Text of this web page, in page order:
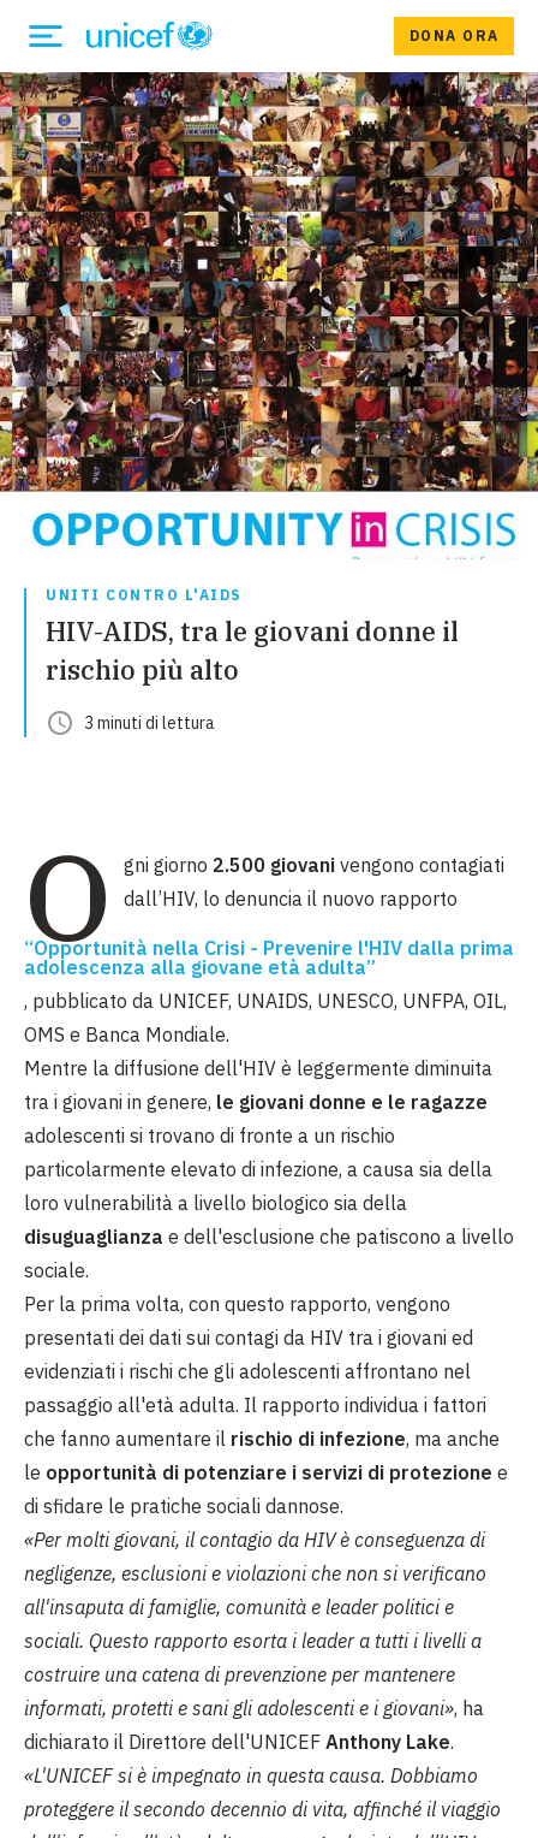
DONA ORA
UNITI CONTRO L'AIDS
HIV-AIDS, tra le giovani donne il
rischio più alto
3 minuti di lettura
O gni giorno 2.500 giovani vengono contagiati
dall’HIV, lo denuncia il nuovo rapporto
“Opportunità nella Crisi - Prevenire l'HIV dalla prima
adolescenza alla giovane età adulta”
, pubblicato da UNICEF, UNAIDS, UNESCO, UNFPA, OIL,
OMS e Banca Mondiale.
Mentre la diffusione dell'HIV è leggermente diminuita
tra i giovani in genere, le giovani donne e le ragazze
adolescenti si trovano di fronte a un rischio
particolarmente elevato di infezione, a causa sia della
loro vulnerabilità a livello biologico sia della
disuguaglianza e dell'esclusione che patiscono a livello
sociale.
Per la prima volta, con questo rapporto, vengono
presentati dei dati sui contagi da HIV tra i giovani ed
evidenziati i rischi che gli adolescenti affrontano nel
passaggio all'età adulta. Il rapporto individua i fattori
che fanno aumentare il rischio di infezione, ma anche
le opportunità di potenziare i servizi di protezione e
di sfidare le pratiche sociali dannose.
«Per molti giovani, il contagio da HIV è conseguenza di
negligenze, esclusioni e violazioni che non si verificano
all'insaputa di famiglie, comunità e leader politici e
sociali. Questo rapporto esorta i leader a tutti i livelli a
costruire una catena di prevenzione per mantenere
informati, protetti e sani gli adolescenti e i giovani», ha
dichiarato il Direttore dell'UNICEF Anthony Lake.
«L'UNICEF si è impegnato in questa causa. Dobbiamo
proteggere il secondo decennio di vita, affinché il viaggio